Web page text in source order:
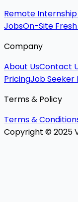
Remote
JobsOn-Site
Company
About UsContact
PricingJob Seeker
Terms & Policy
Terms &
Copyright © 2025